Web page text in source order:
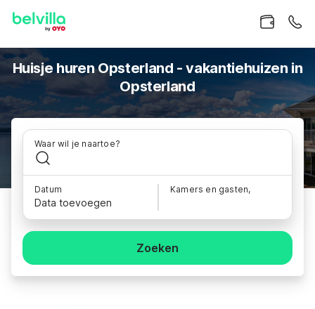
Huisje huren Opsterland - vakantiehuizen in
Opsterland
Waar wil je naartoe?
Datum
Data toevoegen
Kamers en gasten,
Zoeken